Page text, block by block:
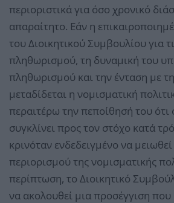
περιοριστικά για όσο χρονικό
απαραίτητο. Εάν η
του Διοικητικού Συμβουλίου για
πληθωρισμού, τη δυναμική του
πληθωρισμού και την ένταση με
μεταδίδεται η νομισματική
περαιτέρω την πεποίθησή του
συγκλίνει προς τον στόχο κατά
κρινόταν ενδεδειγμένο να
περιορισμού της νομισματικής
περίπτωση, το Διοικητικό
να ακολουθεί μια προσέγγιση που